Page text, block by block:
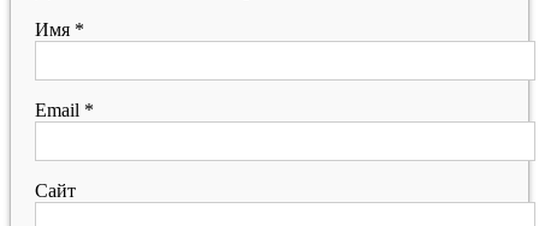
Имя *
Email *
Сайт